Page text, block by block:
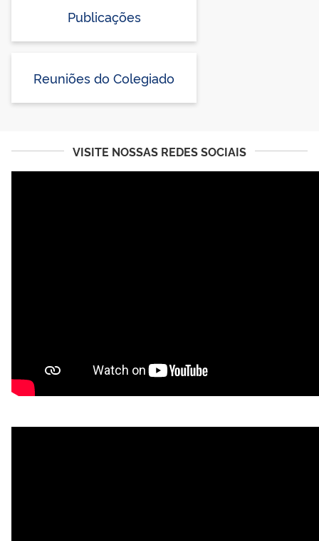
Publicações
Reuniões do Colegiado
VISITE NOSSAS REDES SOCIAIS